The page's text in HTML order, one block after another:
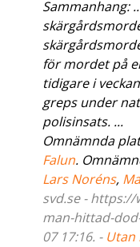
Sammanhang:
för mordet på
tidigare i
greps under
polisinsats. ...
Omnämnda
Falun.
Lars Noréns,
svd.se - https://
man-hittad-
07 17:16. - Utan